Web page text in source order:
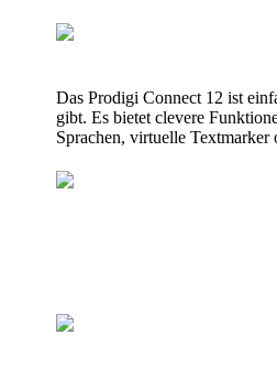
Das Prodigi Connect 12 ist
gibt. Es bietet clevere
Sprachen, virtuelle Textmarker